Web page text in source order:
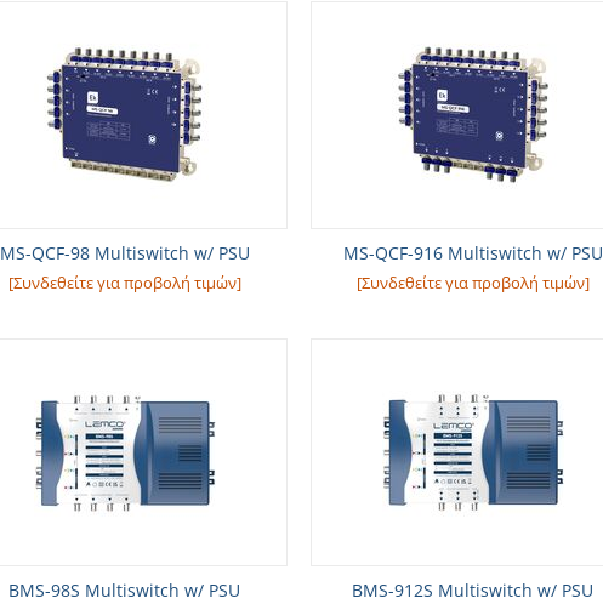
MS-QCF-98 Multiswitch w/ PSU
[Συνδεθείτε για προβολή τιμών]
MS-QCF-916 Multiswitch w/ PSU
[Συνδεθείτε για προβολή τιμών]
BMS-98S Multiswitch w/ PSU BMS-912S Multiswitch w/ PSU